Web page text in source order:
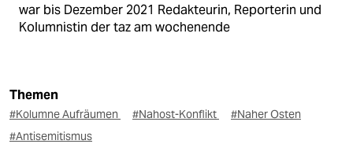
war bis Dezember 2021 Redakteurin, Reporterin und
Kolumnistin der taz am wochenende
Themen
#Kolumne Aufräumen #Nahost-Konflikt
#Naher Osten
#Antisemitismus